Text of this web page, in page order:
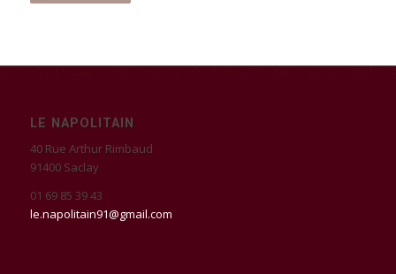
LE NAPOLITAIN
40 Rue Arthur Rimbaud
91400 Saclay
01 69 85 39 43
le.napolitain91@gmail.com